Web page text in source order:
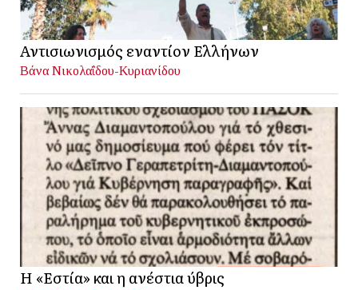
Αντισιωνισμός εναντίον Ελλήνων
Βάνα Νικολαΐδου-Κυριανίδου
Η «Εστία» και η ανέστια ύβρις